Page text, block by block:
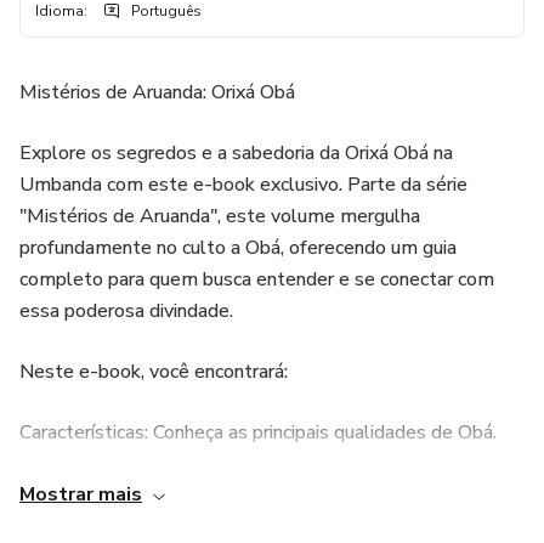
Idioma: Português
Mistérios de Aruanda: Orixá Obá
Explore os segredos e a sabedoria da Orixá Obá na
Umbanda com este e-book exclusivo. Parte da série
"Mistérios de Aruanda", este volume mergulha
profundamente no culto a Obá, oferecendo um guia
completo para quem busca entender e se conectar com
essa poderosa divindade.
Neste e-book, você encontrará:
Características: Conheça as principais qualidades de Obá.
Lendas: Mergulhe nas histórias que moldam a essência
Mostrar mais